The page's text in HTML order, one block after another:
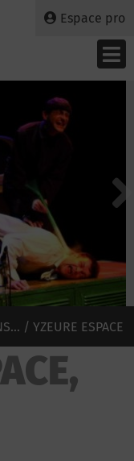
Espace pro
/ YZEURE ESPACE